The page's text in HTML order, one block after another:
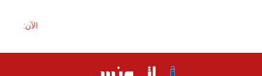
الآن: